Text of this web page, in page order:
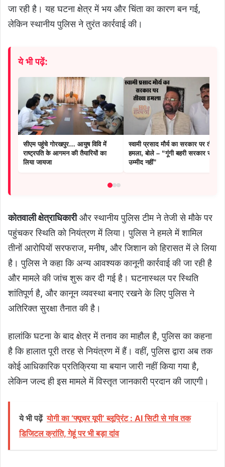
जा रही है। यह घटना क्षेत्र में भय और चिंता का कारण बन गई,
लेकिन स्थानीय पुलिस ने तुरंत कार्रवाई की।
ये भी पढ़ें:
सीएम पहुंचे गोरखपुर… आयुष विवि में
राष्ट्रपति के आगमन की तैयारियों का
लिया जायजा
स्वामी प्रसाद मौर्य का सरकार पर तीखा
हमला, बोले – “गूंगी बहरी सरकार से कोई
उम्मीद नहीं”
कोतवाली क्षेत्राधिकारीऔर स्थानीय पुलिस टीम ने तेजी से मौके पर
पहुंचकर स्थिति को नियंत्रण में लिया। पुलिस ने हमले में शामिल
तीनों आरोपियों सरफराज, मनीष, और जिशान को हिरासत में ले लिया
है। पुलिस ने कहा कि अन्य आवश्यक कानूनी कार्रवाई की जा रही है
और मामले की जांच शुरू कर दी गई है। घटनास्थल पर स्थिति
शांतिपूर्ण है, और कानून व्यवस्था बनाए रखने के लिए पुलिस ने
अतिरिक्त सुरक्षा तैनात की है।
हालांकि घटना के बाद क्षेत्र में तनाव का माहौल है, पुलिस का कहना
है कि हालात पूरी तरह से नियंत्रण में हैं। वहीं, पुलिस द्वारा अब तक
कोई आधिकारिक प्रतिक्रिया या बयान जारी नहीं किया गया है,
लेकिन जल्द ही इस मामले में विस्तृत जानकारी प्रदान की जाएगी।
ये भी पढ़ें योगी का ‘फ्यूचर यूपी’ ब्लूप्रिंट : AI सिटी से गांव तक
डिजिटल क्रांति, गेहूं पर भी बड़ा दांव